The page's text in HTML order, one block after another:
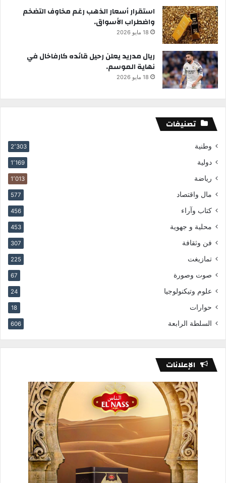
استقرار أسعار الذهب رغم مخاوف التضخم
واضطراب الأسواق.
18 مايو 2026
ريال مدريد يعلن رحيل قائده كارفاخال في
نهاية الموسم.
18 مايو 2026
تصنيفات
وطنية 2٬303
دولية 1٬169
رياضة 1٬013
مال واقتصاد 577
كتاب وآراء 456
محلية و جهوية 453
فن وثقافة 307
تمازيغت 225
صوت وصورة 67
علوم وتيكنولوجيا 24
حوارات 18
السلطة الرابعة 606
الإعلانات